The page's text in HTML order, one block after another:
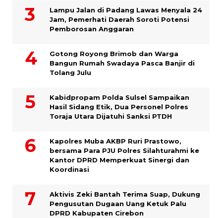
Lampu Jalan di Padang Lawas Menyala 24
Jam, Pemerhati Daerah Soroti Potensi
Pemborosan Anggaran
Gotong Royong Brimob dan Warga
Bangun Rumah Swadaya Pasca Banjir di
Tolang Julu
Kabidpropam Polda Sulsel Sampaikan
Hasil Sidang Etik, Dua Personel Polres
Toraja Utara Dijatuhi Sanksi PTDH
Kapolres Muba AKBP Ruri Prastowo,
bersama Para PJU Polres Silahturahmi ke
Kantor DPRD Memperkuat Sinergi dan
Koordinasi
Aktivis Zeki Bantah Terima Suap, Dukung
Pengusutan Dugaan Uang Ketuk Palu
DPRD Kabupaten Cirebon